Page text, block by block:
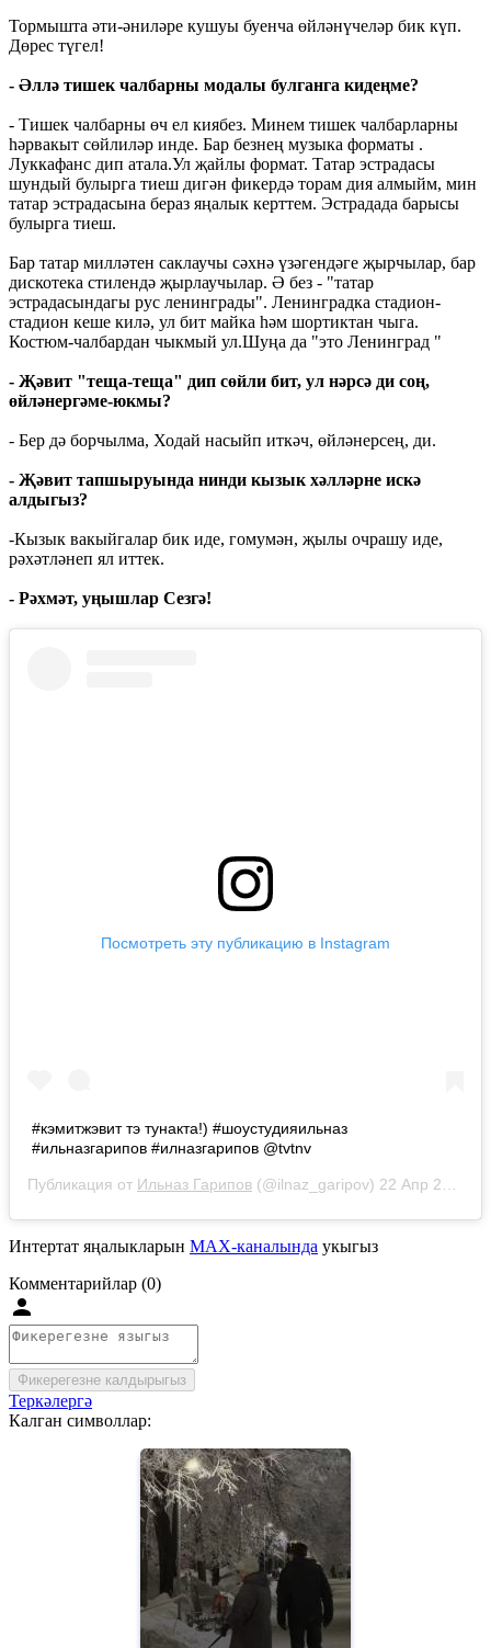
Тормышта әти-әниләре кушуы буенча өйләнүчеләр бик күп.
Дөрес түгел!
- Әллә тишек чалбарны модалы булганга кидеңме?
- Тишек чалбарны өч ел киябез. Минем тишек чалбарларны
һәрвакыт сөйлиләр инде. Бар безнең музыка форматы .
Луккафанс дип атала.Ул җайлы формат. Татар эстрадасы
шундый булырга тиеш дигән фикердә торам дия алмыйм, мин
татар эстрадасына бераз яңалык керттем. Эстрадада барысы
булырга тиеш.
Бар татар милләтен саклаучы сәхнә үзәгендәге җырчылар, бар
дискотека стилендә җырлаучылар. Ә без - "татар
эстрадасындагы рус ленинграды". Ленинградка стадион-
стадион кеше килә, ул бит майка һәм шортиктан чыга.
Костюм-чалбардан чыкмый ул.Шуңа да "это Ленинград "
- Җәвит "теща-теща" дип сөйли бит, ул нәрсә ди соң,
өйләнергәме-юкмы?
- Бер дә борчылма, Ходай насыйп иткәч, өйләнерсең, ди.
- Җәвит тапшыруында нинди кызык хәлләрне искә
алдыгыз?
-Кызык вакыйгалар бик иде, гомумән, җылы очрашу иде,
рәхәтләнеп ял иттек.
- Рәхмәт, уңышлар Сезгә!
Посмотреть эту публикацию в Instagram
#кэмитжэвит тэ тунакта!) #шоустудияильназ
#ильназгарипов #илназгарипов @tvtnv
Публикация от Ильназ Гарипов (@ilnaz_garipov) 22 Апр 2019 в 12:57 PDT
Интертат яңалыкларын MAX-каналында укыгыз
Комментарийлар (0)
Фикерегезне калдырыгыз
Теркәлергә
Калган символлар: